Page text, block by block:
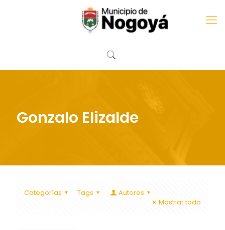
Gonzalo Elizalde
Categorías Tags
Autores
Mostrar todo